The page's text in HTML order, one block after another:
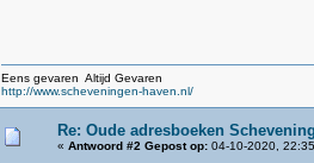
Eens gevaren Altijd Gevaren
http://www.scheveningen-haven.nl/
Re: Oude adresboeken
« Antwoord #2 Gepost op:04-10-2020,